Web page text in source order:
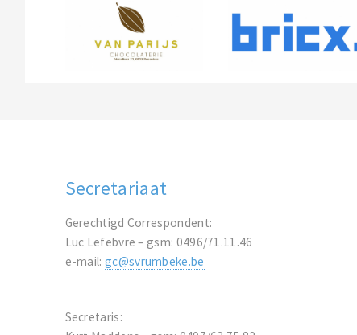
Secretariaat
Gerechtigd Correspondent:
Luc Lefebvre – gsm: 0496/71.11.46
e-mail: gc@svrumbeke.be
Secretaris: